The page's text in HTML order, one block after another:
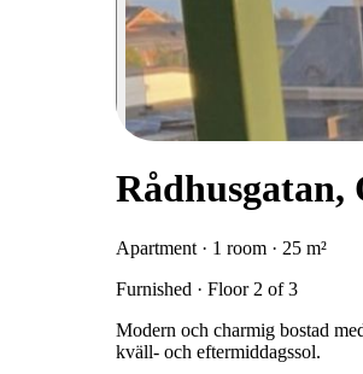
Rådhusgatan,
Apartment · 1 room · 25 m²
Furnished · Floor 2 of 3
Modern och charmig bostad
kväll- och eftermiddagssol.